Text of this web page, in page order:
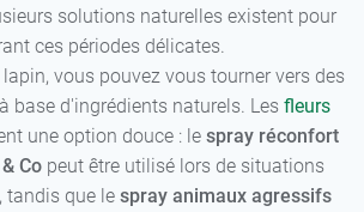
solutions naturelles existent pour
ces périodes délicates.
vous pouvez vous tourner vers des
base d'ingrédients naturels. Les fleurs
une option douce : le spray réconfort
Co peut être utilisé lors de situations
tandis que le spray animaux agressifs